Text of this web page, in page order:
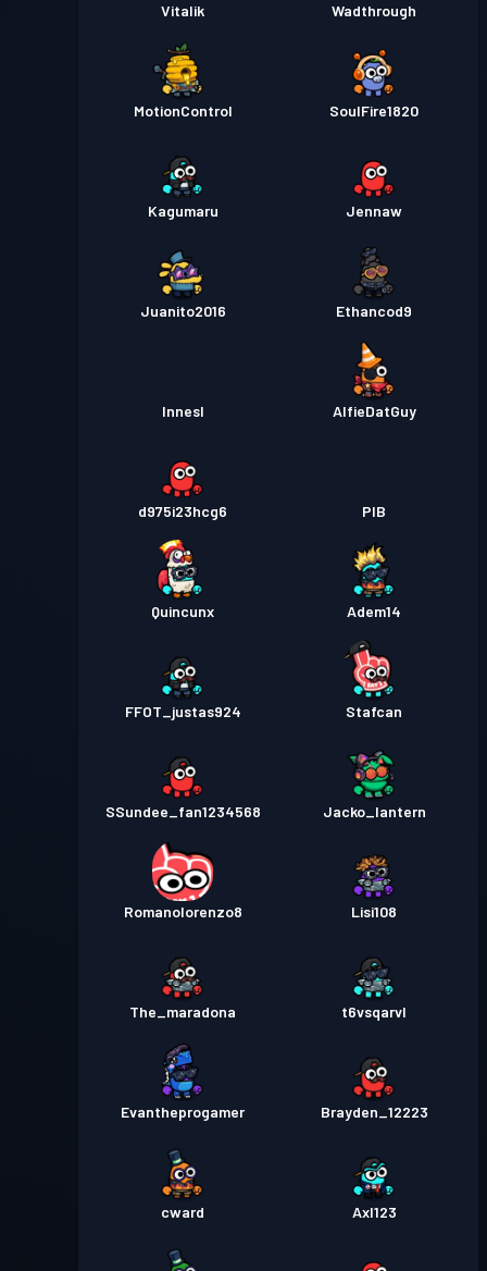
Vitalik Wadthrough
MotionControl SoulFire1820
Kagumaru Jennaw
Juanito2016 Ethancod9
InnesI AlfieDatGuy
d975i23hcg6 PIB
Quincunx Adem14
FFOT_justas924 Stafcan
SSundee_fan1234568 Jacko_lantern
Romanolorenzo8 Lisi108
The_maradona t6vsqarvl
Evantheprogamer Brayden_12223
cward Axl123